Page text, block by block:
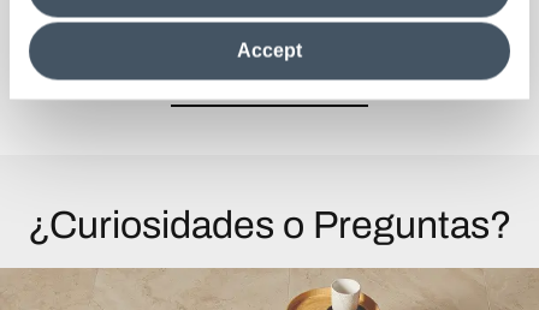
clicking on "Reject", it will be possible tocontinue browsing
the site after installing only technical cookies. For more
information see the
Cookie Policy
Accept
Descubra la colección
¿Curiosidades o Preguntas?